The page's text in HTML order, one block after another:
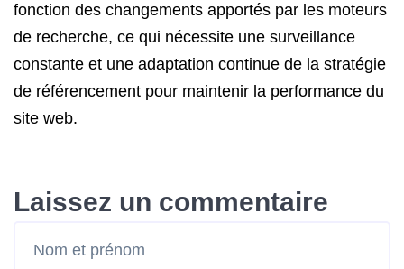
fonction des changements apportés par les moteurs
de recherche, ce qui nécessite une surveillance
constante et une adaptation continue de la stratégie
de référencement pour maintenir la performance du
site web.
Laissez un commentaire